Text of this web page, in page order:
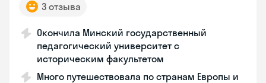
3 отзыва
Окончила Минский государственный
педагогический университет с
историческим факультетом
Много путешествовала по странам Европы и